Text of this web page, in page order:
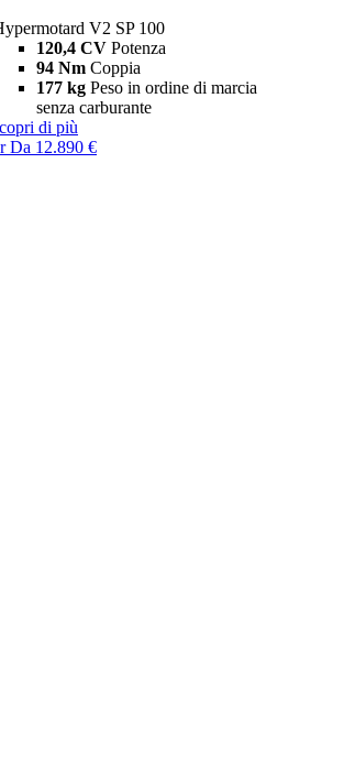
V2 SP 100
120,4 CV Potenza
94 Nm Coppia
177 kg Peso in ordine di marcia
senza carburante
di più
Da 12.890 €